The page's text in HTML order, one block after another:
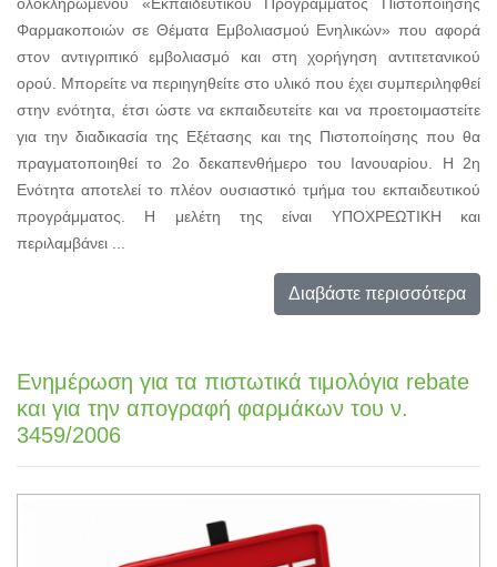
Φαρμακοποιών σε Θέματα Εμβολιασμού Ενηλικών» που αφορά
στον αντιγριπικό εμβολιασμό και στη χορήγηση αντιτετανικού
ορού. Μπορείτε να περιηγηθείτε στο υλικό που έχει συμπεριληφθεί
στην ενότητα, έτσι ώστε να εκπαιδευτείτε και να προετοιμαστείτε
για την διαδικασία της Εξέτασης και της Πιστοποίησης που θα
πραγματοποιηθεί το 2ο δεκαπενθήμερο του Ιανουαρίου. Η 2η
Ενότητα αποτελεί το πλέον ουσιαστικό τμήμα του εκπαιδευτικού
προγράμματος. Η μελέτη της είναι ΥΠΟΧΡΕΩΤΙΚΗ και
περιλαμβάνει ...
Διαβάστε περισσότερα
Ενημέρωση για τα πιστωτικά τιμολόγια rebate
και για την απογραφή φαρμάκων του ν.
3459/2006